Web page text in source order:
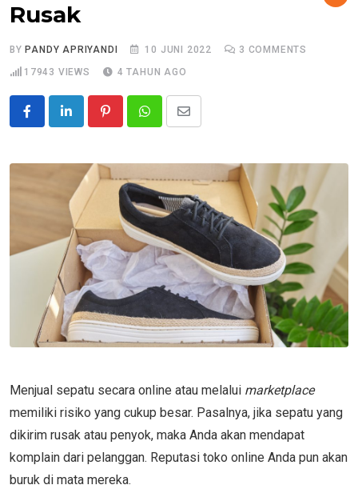
Rusak
BY PANDY APRIYANDI 10 JUNI 2022 3 COMMENTS
17943 VIEWS 4 TAHUN AGO
PinterestWhatsappShare
Email
Menjual sepatu secara online atau melalui marketplace
memiliki risiko yang cukup besar. Pasalnya, jika sepatu yang
dikirim rusak atau penyok, maka Anda akan mendapat
komplain dari pelanggan. Reputasi toko online Anda pun akan
buruk di mata mereka.